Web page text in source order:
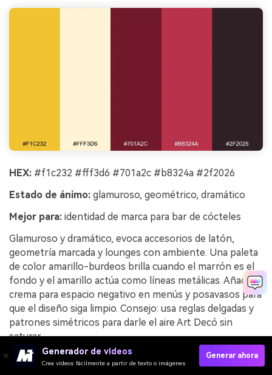
HEX: #f1c232 #fff3d6 #701a2c #b8324a #2f2026
Estado de ánimo: glamuroso, geométrico, dramático
Mejor para: identidad de marca para bar de cócteles
Glamuroso y dramático, evoca accesorios de latón,
geometría marcada y lounges con ambiente. Una paleta
de color amarillo-burdeos brilla cuando el marrón es el
fondo y el amarillo actúa como líneas metálicas. Añade
crema para espacio negativo en menús y posavasos para
que el diseño siga limpio. Consejo: usa reglas delgadas y
patrones simétricos para darle el aire Art Decó sin
saturar.
Ejemplo de imagen de latón art decó generada
Generador de videos
Crea videos fácilmente a partir de texto o imágenes
Generar ahora